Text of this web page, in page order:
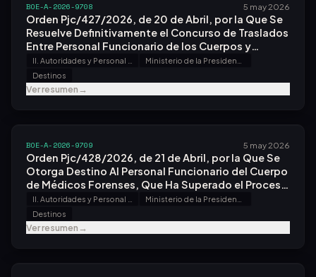
BOE-A-2026-9708 5 may 2026
Orden Pjc/427/2026, de 20 de Abril, por la Que Se
Resuelve Definitivamente el Concurso de Traslados
Entre Personal Funcionario de los Cuerpos y
Escalas de Gestión Procesal y Administrativa,
Tramitación Procesal y Administrativa y Auxilio
Judicial de la Administración de Justicia,
Convocado por Orden Pjc/1253/2025, de 27 de
Destinos
Ver resumen→
BOE-A-2026-9709 5 may 2026
Orden Pjc/428/2026, de 21 de Abril, por la Que Se
Otorga Destino Al Personal Funcionario del Cuerpo
de Médicos Forenses, Que Ha Superado el Proceso
Selectivo Convocado por Orden Pjc/94/2024, de
31 de Enero.
Destinos
Ver resumen→